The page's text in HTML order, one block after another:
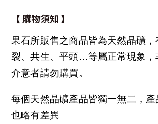
【 購物須知 】
果石所販售之商品皆為天然晶礦，
裂、共生、平頭…等屬正常現象，
介意者請勿購買。
每個天然晶礦產品皆獨一無二，
也略有差異